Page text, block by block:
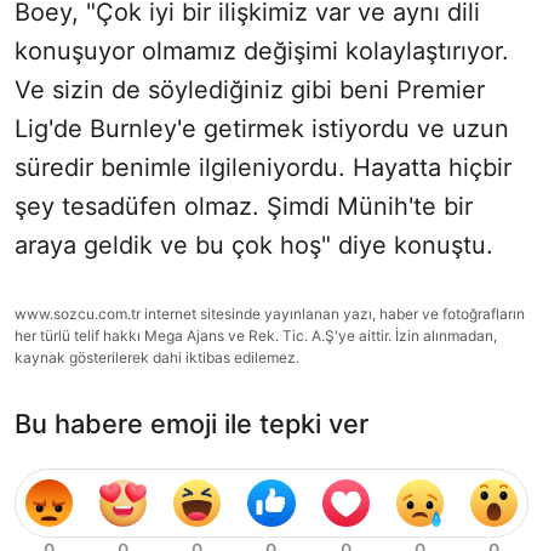
Boey, "Çok iyi bir ilişkimiz var ve aynı dili
konuşuyor olmamız değişimi kolaylaştırıyor.
Ve sizin de söylediğiniz gibi beni Premier
Lig'de Burnley'e getirmek istiyordu ve uzun
süredir benimle ilgileniyordu. Hayatta hiçbir
şey tesadüfen olmaz. Şimdi Münih'te bir
araya geldik ve bu çok hoş" diye konuştu.
www.sozcu.com.tr internet sitesinde yayınlanan yazı, haber ve fotoğrafların
her türlü telif hakkı Mega Ajans ve Rek. Tic. A.Ş'ye aittir. İzin alınmadan,
kaynak gösterilerek dahi iktibas edilemez.
Bu habere emoji ile tepki ver